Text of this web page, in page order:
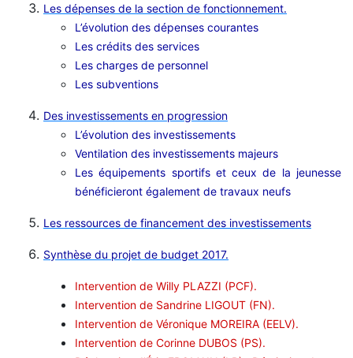
Les dépenses de la section de fonctionnement.
L’évolution des dépenses courantes
Les crédits des services
Les charges de personnel
Les subventions
Des investissements en progression
L’évolution des investissements
Ventilation des investissements majeurs
Les équipements sportifs et ceux de la jeunesse
bénéficieront également de travaux neufs
Les ressources de financement des investissements
Synthèse du projet de budget 2017.
Intervention de Willy PLAZZI (PCF).
Intervention de Sandrine LIGOUT (FN).
Intervention de Véronique MOREIRA (EELV).
Intervention de Corinne DUBOS (PS).